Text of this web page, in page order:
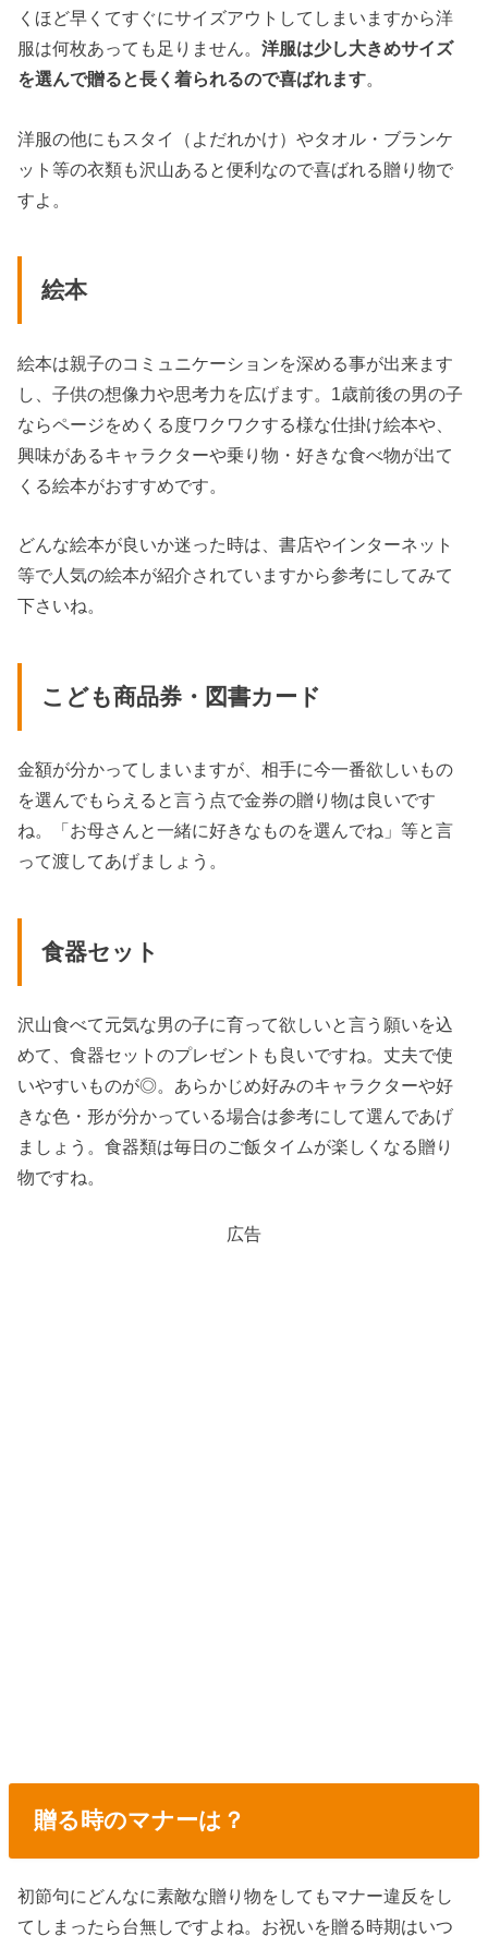
くほど早くてすぐにサイズアウトしてしまいますから洋
服は何枚あっても足りません。洋服は少し大きめサイズ
を選んで贈ると長く着られるので喜ばれます。
洋服の他にもスタイ（よだれかけ）やタオル・ブランケ
ット等の衣類も沢山あると便利なので喜ばれる贈り物で
すよ。
絵本
絵本は親子のコミュニケーションを深める事が出来ます
し、子供の想像力や思考力を広げます。1歳前後の男の子
ならページをめくる度ワクワクする様な仕掛け絵本や、
興味があるキャラクターや乗り物・好きな食べ物が出て
くる絵本がおすすめです。
どんな絵本が良いか迷った時は、書店やインターネット
等で人気の絵本が紹介されていますから参考にしてみて
下さいね。
こども商品券・図書カード
金額が分かってしまいますが、相手に今一番欲しいもの
を選んでもらえると言う点で金券の贈り物は良いです
ね。「お母さんと一緒に好きなものを選んでね」等と言
って渡してあげましょう。
食器セット
沢山食べて元気な男の子に育って欲しいと言う願いを込
めて、食器セットのプレゼントも良いですね。丈夫で使
いやすいものが◎。あらかじめ好みのキャラクターや好
きな色・形が分かっている場合は参考にして選んであげ
ましょう。食器類は毎日のご飯タイムが楽しくなる贈り
物ですね。
広告
贈る時のマナーは？
初節句にどんなに素敵な贈り物をしてもマナー違反をし
てしまったら台無しですよね。お祝いを贈る時期はいつ